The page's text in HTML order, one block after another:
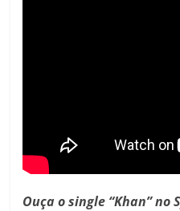
Ouça o single “Khan” no